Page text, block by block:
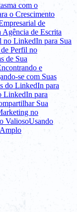
com o
o Crescimento
de
Agência de Escrita
LinkedIn para Sua
Perfil no
de Sua
e
se com Suas
do LinkedIn para
LinkedIn para
Sua
no
ValiosoUsando